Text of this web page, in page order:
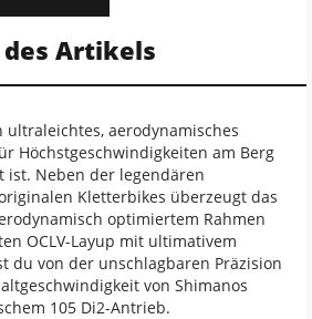
Artikels
ultraleichtes, aerodynamisches
Höchstgeschwindigkeiten am Berg
ist. Neben der legendären
Kletterbikes überzeugt das
optimiertem Rahmen
OCLV-Layup mit ultimativem
du von der unschlagbaren Präzision
von Shimanos
105 Di2-Antrieb.